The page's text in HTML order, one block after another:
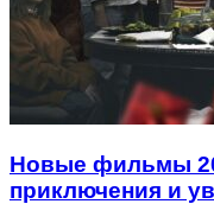
Новые фильмы
приключения и